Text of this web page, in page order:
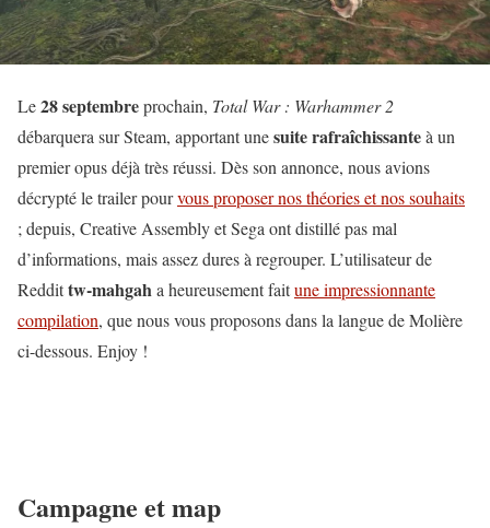
Le28 septembreprochain, Total War : Warhammer 2
débarquera sur Steam, apportant unesuite rafraîchissanteà un
premier opus déjà très réussi. Dès son annonce, nous avions
décrypté le trailer pourvous proposer nos théories et nos souhaits
; depuis, Creative Assembly et Sega ont distillé pas mal
d’informations, mais assez dures à regrouper. L’utilisateur de
Reddittw-mahgaha heureusement faitune impressionnante
compilation, que nous vous proposons dans la langue de Molière
ci-dessous. Enjoy !
Campagne et map